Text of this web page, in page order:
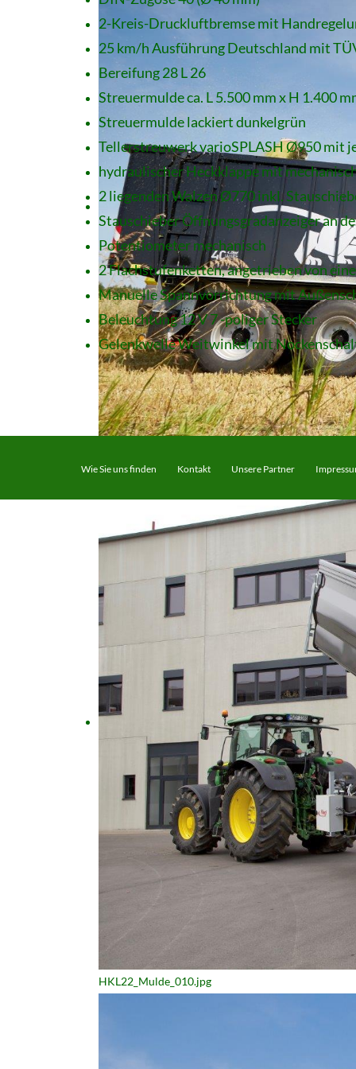
Agrarpictures 28.jpg
HKL22_Mulde_010.jpg
2-Kreis-Druckluftbremse mit
25 km/h Ausführung Deutschland mit
Bereifung 28 L 26
Streuermulde ca. L 5.500 mm x H 1.400
Streuermulde lackiert dunkelgrün
Tellerstreuwerk varioSPLASH Ø950 mit
hydraulischer Heckklappe mit
2 liegenden Walzen Ø770 inkl.
Stauschieber Öffnungsgradanzeiger an
Potentiometer mechanisch
2 Flachstufenketten, angetrieben von
Manuelle Spannvorrichtung mit
Beleuchtung 12 V 7 -poliger Stecker
Gelenkwelle Weitwinkel mit
Wie Sie uns finden Kontakt Unsere Partner